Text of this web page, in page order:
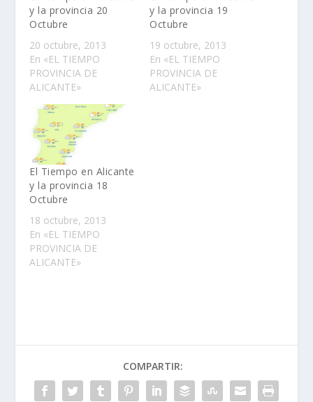
y la provincia 20
Octubre
20 octubre, 2013
En «EL TIEMPO
PROVINCIA DE
ALICANTE»
y la provincia 19
Octubre
19 octubre, 2013
En «EL TIEMPO
PROVINCIA DE
ALICANTE»
El Tiempo en Alicante
y la provincia 18
Octubre
18 octubre, 2013
En «EL TIEMPO
PROVINCIA DE
ALICANTE»
COMPARTIR: